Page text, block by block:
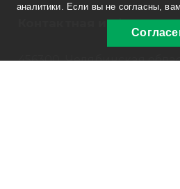
Контактная
456300, Челябинская
аналитики. Если вы не согласны,